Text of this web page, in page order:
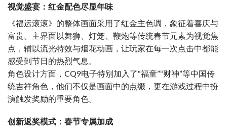
视觉盛宴：红金配色尽显年味
《福运滚滚》的整体画面采用了红金主色调，象征着喜庆与
富贵。主界面以舞狮、灯笼、鞭炮等传统春节元素为视觉焦
点，辅以流光特效与烟花动画，让玩家在每一次点击中都能
感受到节日的热烈气息。
角色设计方面，CQ9电子特别加入了“福童”“财神”等中国传
统吉祥角色，他们不仅是画面中的点缀，更在游戏过程中扮
演触发奖励的重要角色。
创新返奖模式：春节专属加成